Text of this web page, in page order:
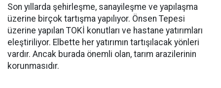
Son yıllarda şehirleşme, sanayileşme ve yapılaşma
üzerine birçok tartışma yapılıyor. Önsen Tepesi
üzerine yapılan TOKİ konutları ve hastane yatırımları
eleştiriliyor. Elbette her yatırımın tartışılacak yönleri
vardır. Ancak burada önemli olan, tarım arazilerinin
korunmasıdır.